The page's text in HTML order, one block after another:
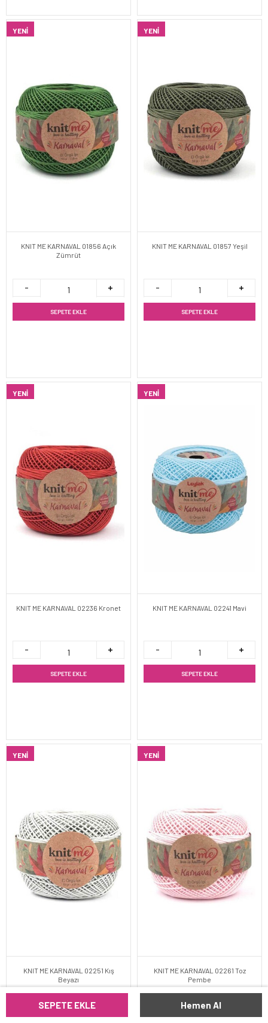
SEPETE EKLE Hemen Al
YENI
KNIT ME KARNAVAL 01856 Açık
Zümrüt
SEPETE EKLE
YENI
KNIT ME KARNAVAL 01857 Yeşil
SEPETE EKLE
YENI
KNIT ME KARNAVAL 02236 Kronet
SEPETE EKLE
YENI
KNIT ME KARNAVAL 02241 Mavi
SEPETE EKLE
YENI
KNIT ME KARNAVAL 02251 Kış
Beyazı
YENI
KNIT ME KARNAVAL 02261 Toz
Pembe